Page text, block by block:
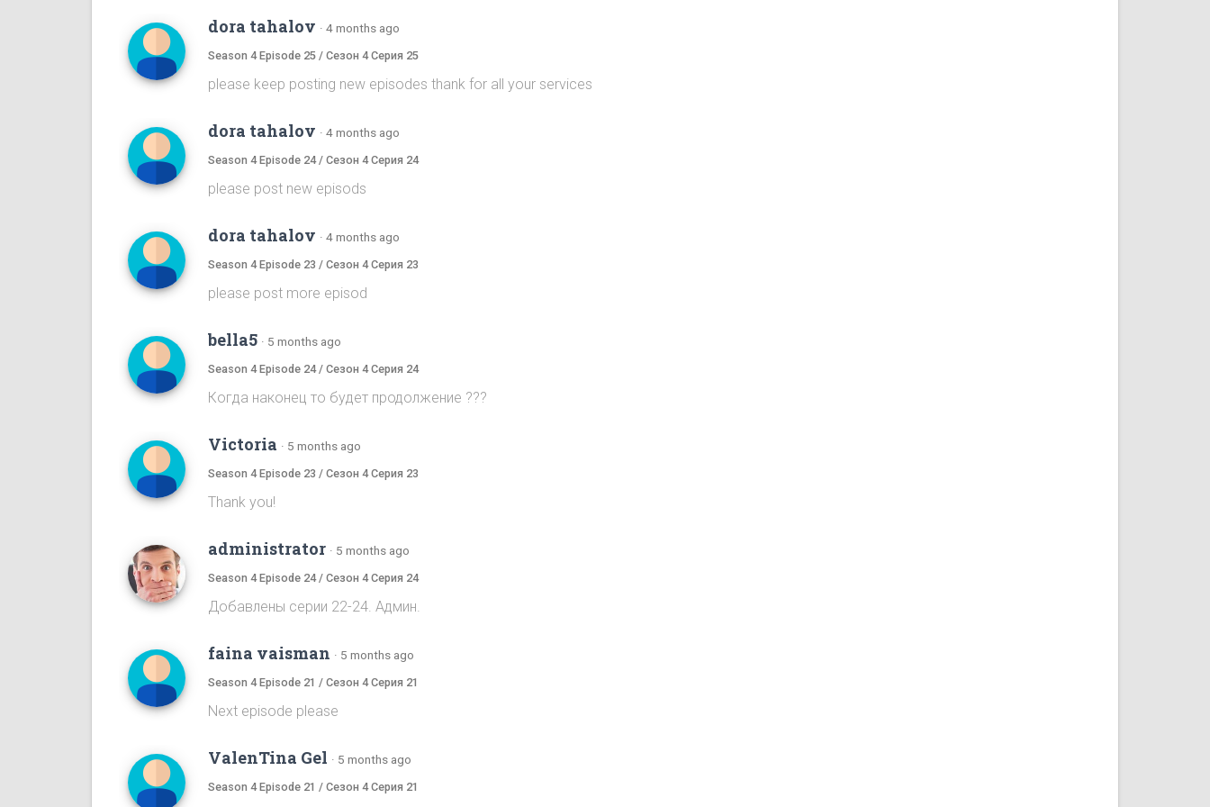
dora tahalov · 4 months ago
Season 4 Episode 25 / Сезон 4 Серия 25
please keep posting new episodes thank for all your services
dora tahalov · 4 months ago
Season 4 Episode 24 / Сезон 4 Серия 24
please post new episods
dora tahalov · 4 months ago
Season 4 Episode 23 / Сезон 4 Серия 23
please post more episod
bella5 · 5 months ago
Season 4 Episode 24 / Сезон 4 Серия 24
Когда наконец то будет продолжение ???
Victoria · 5 months ago
Season 4 Episode 23 / Сезон 4 Серия 23
Thank you!
administrator · 5 months ago
Season 4 Episode 24 / Сезон 4 Серия 24
Добавлены серии 22-24. Админ.
faina vaisman · 5 months ago
Season 4 Episode 21 / Сезон 4 Серия 21
Next episode please
ValenTina Gel · 5 months ago
Season 4 Episode 21 / Сезон 4 Серия 21